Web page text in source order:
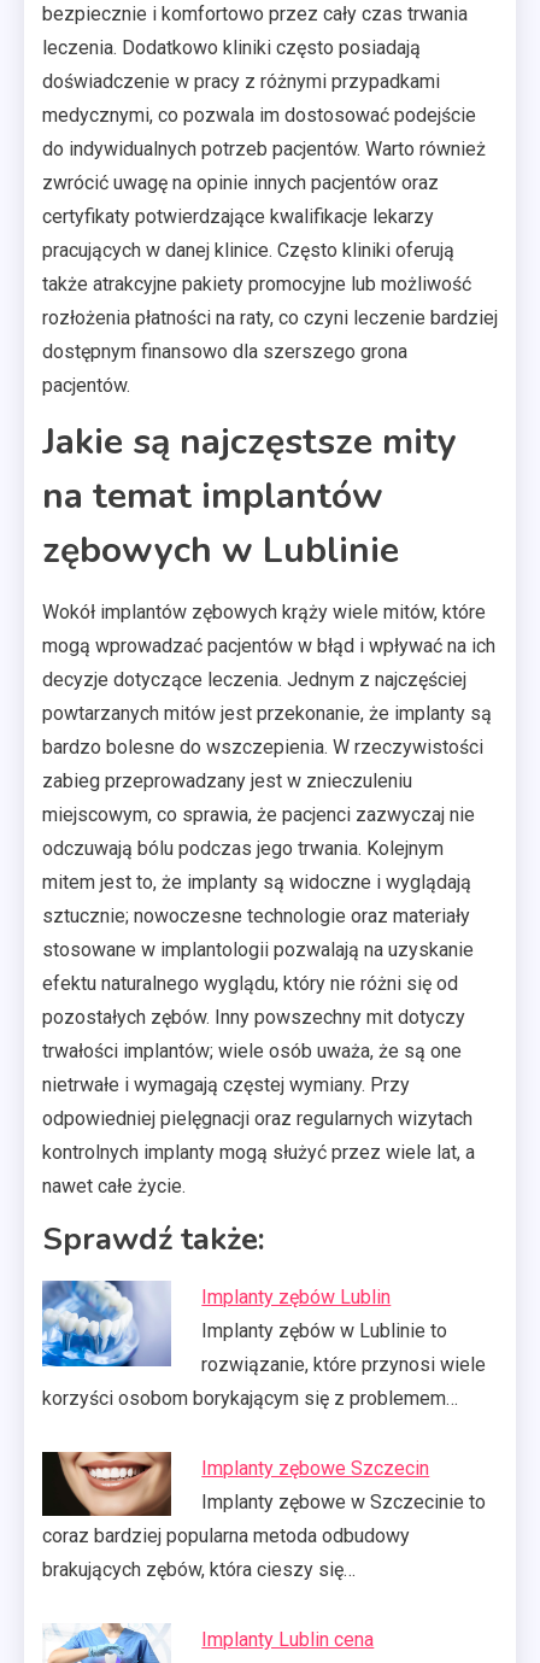
bezpiecznie i komfortowo przez cały czas trwania
leczenia. Dodatkowo kliniki często posiadają
doświadczenie w pracy z różnymi przypadkami
medycznymi, co pozwala im dostosować podejście
do indywidualnych potrzeb pacjentów. Warto również
zwrócić uwagę na opinie innych pacjentów oraz
certyfikaty potwierdzające kwalifikacje lekarzy
pracujących w danej klinice. Często kliniki oferują
także atrakcyjne pakiety promocyjne lub możliwość
rozłożenia płatności na raty, co czyni leczenie bardziej
dostępnym finansowo dla szerszego grona
pacjentów.
Jakie są najczęstsze mity
na temat implantów
zębowych w Lublinie
Wokół implantów zębowych krąży wiele mitów, które
mogą wprowadzać pacjentów w błąd i wpływać na ich
decyzje dotyczące leczenia. Jednym z najczęściej
powtarzanych mitów jest przekonanie, że implanty są
bardzo bolesne do wszczepienia. W rzeczywistości
zabieg przeprowadzany jest w znieczuleniu
miejscowym, co sprawia, że pacjenci zazwyczaj nie
odczuwają bólu podczas jego trwania. Kolejnym
mitem jest to, że implanty są widoczne i wyglądają
sztucznie; nowoczesne technologie oraz materiały
stosowane w implantologii pozwalają na uzyskanie
efektu naturalnego wyglądu, który nie różni się od
pozostałych zębów. Inny powszechny mit dotyczy
trwałości implantów; wiele osób uważa, że są one
nietrwałe i wymagają częstej wymiany. Przy
odpowiedniej pielęgnacji oraz regularnych wizytach
kontrolnych implanty mogą służyć przez wiele lat, a
nawet całe życie.
Sprawdź także:
Implanty zębów Lublin
Implanty zębów w Lublinie to
rozwiązanie, które przynosi wiele
korzyści osobom borykającym się z problemem…
Implanty zębowe Szczecin
Implanty zębowe w Szczecinie to
coraz bardziej popularna metoda odbudowy
brakujących zębów, która cieszy się…
Implanty Lublin cena